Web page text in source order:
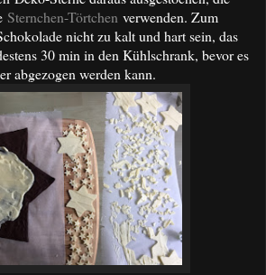
Sternchen-Törtchen verwenden. Zum
nicht zu kalt und hart sein, das
30 min in den Kühlschrank, bevor es
abgezogen werden kann.